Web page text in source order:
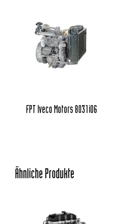
FPT Iveco Motors 8031i06
Ähnliche Produkte